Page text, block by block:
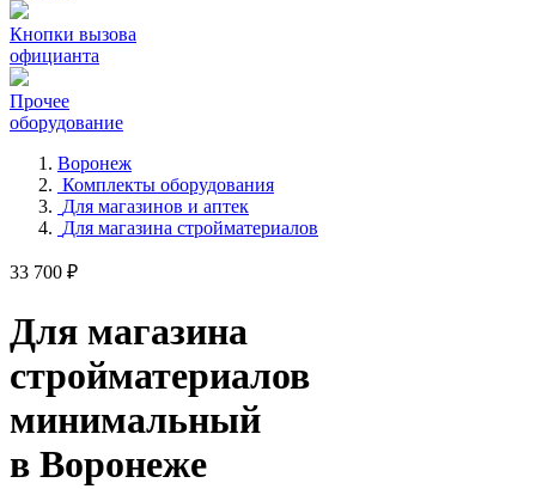
Кнопки вызова
официанта
Прочее
оборудование
Воронеж
Комплекты оборудования
Для магазинов и аптек
Для магазина стройматериалов
33 700 ₽
Для магазина
стройматериалов
минимальный
в Воронеже